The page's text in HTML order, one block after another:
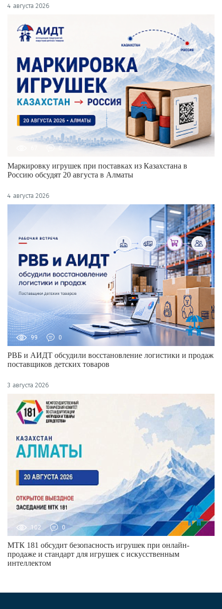
4 августа 2026
0
Маркировку игрушек при поставках из Казахстана в
Россию обсудят 20 августа в Алматы
4 августа 2026
99 0
РВБ и АИДТ обсудили восстановление логистики и продаж
поставщиков детских товаров
3 августа 2026
102 0
МТК 181 обсудит безопасность игрушек при онлайн-
продаже и стандарт для игрушек с искусственным
интеллектом